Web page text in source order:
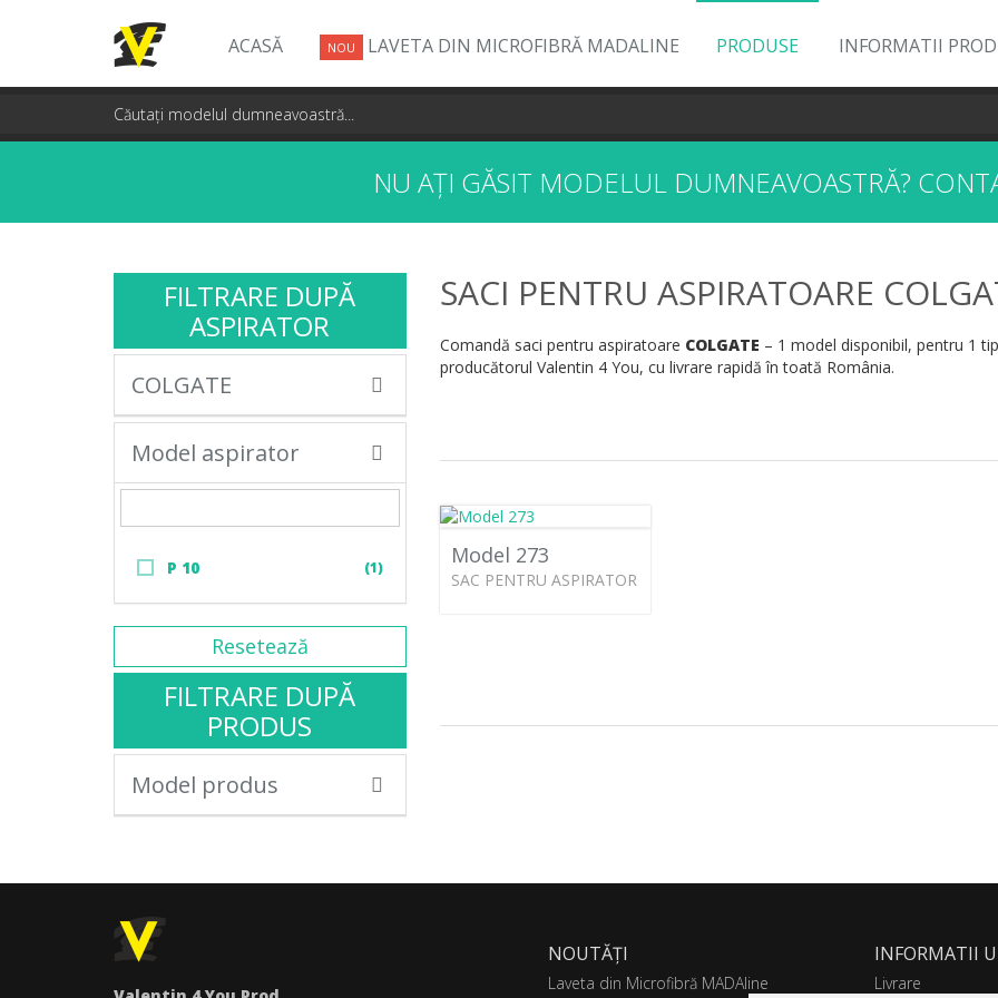
ACASĂ NOU LAVETA DIN MICROFIBRĂ MADALINE PRODUSE INFORMATII
NU AȚI GĂSIT MODELUL DUMNEAVOASTRĂ?
FILTRARE DUPĂ
ASPIRATOR
COLGATE
Model aspirator
P 10 (1)
Resetează
FILTRARE DUPĂ
PRODUS
Model produs
SACI PENTRU ASPIRATOARE
Comandă saci pentru aspiratoare COLGATE – 1 model disponibil, pentru 1
producătorul Valentin 4 You, cu livrare rapidă în toată România.
Model 273
SAC PENTRU ASPIRATOR
NOUTĂȚI
Laveta din Microfibră MADAline
INFORMATII
Livrare